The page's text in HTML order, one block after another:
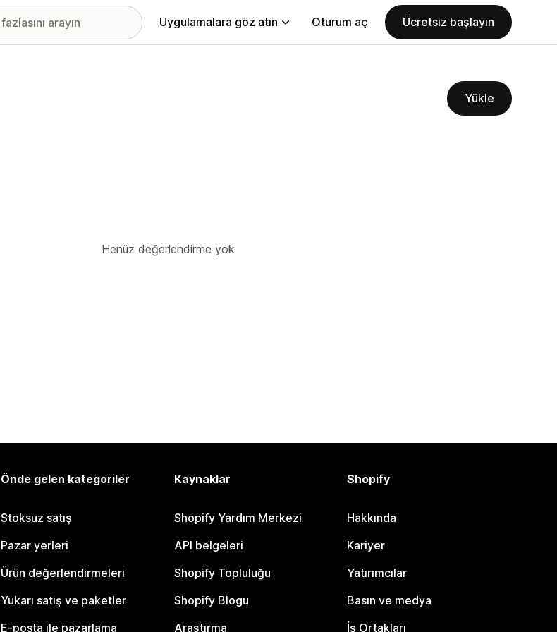
Uygulamalara göz atın Oturum aç Ücretsiz başlayın
Yükle
Henüz değerlendirme yok
Önde gelen kategoriler
Stoksuz satış
Pazar yerleri
Ürün değerlendirmeleri
Yukarı satış ve paketler
E-posta ile pazarlama
Kaynaklar
Shopify Yardım Merkezi
API belgeleri
Shopify Topluluğu
Shopify Blogu
Araştırma
Shopify
Hakkında
Kariyer
Yatırımcılar
Basın ve medya
İş Ortakları